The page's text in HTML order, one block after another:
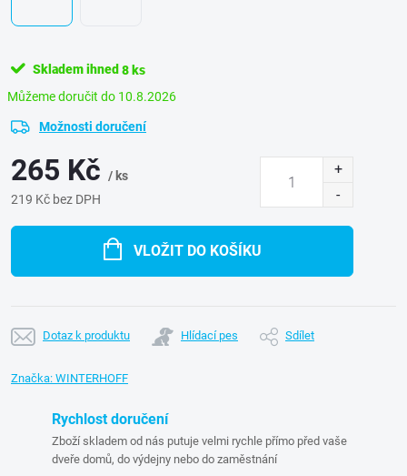
Skladem ihned 8 ks
10.8.2026
Možnosti doručení
265 Kč / ks
219 Kč bez DPH
VLOŽIT DO KOŠÍKU
Dotaz k produktu Hlídací pes Sdílet
Značka: WINTERHOFF
Rychlost doručení
Zboží skladem od nás putuje velmi rychle přímo před vaše
dveře domů, do výdejny nebo do zaměstnání